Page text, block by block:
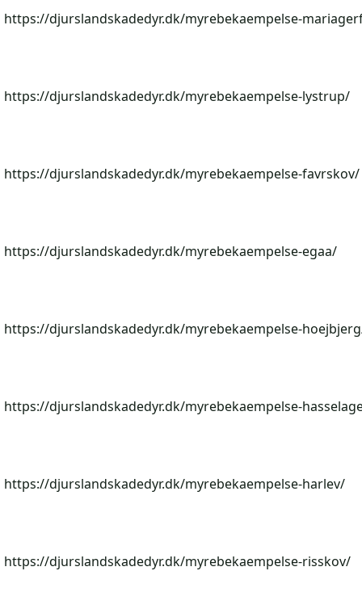
https://djurslandskadedyr.dk/myrebekaempelse-
https://djurslandskadedyr.dk/myrebekaempelse-lystrup/
https://djurslandskadedyr.dk/myrebekaempelse-favrskov/
https://djurslandskadedyr.dk/myrebekaempelse-egaa/
https://djurslandskadedyr.dk/myrebekaempelse-
https://djurslandskadedyr.dk/myrebekaempelse-
https://djurslandskadedyr.dk/myrebekaempelse-harlev/
https://djurslandskadedyr.dk/myrebekaempelse-risskov/